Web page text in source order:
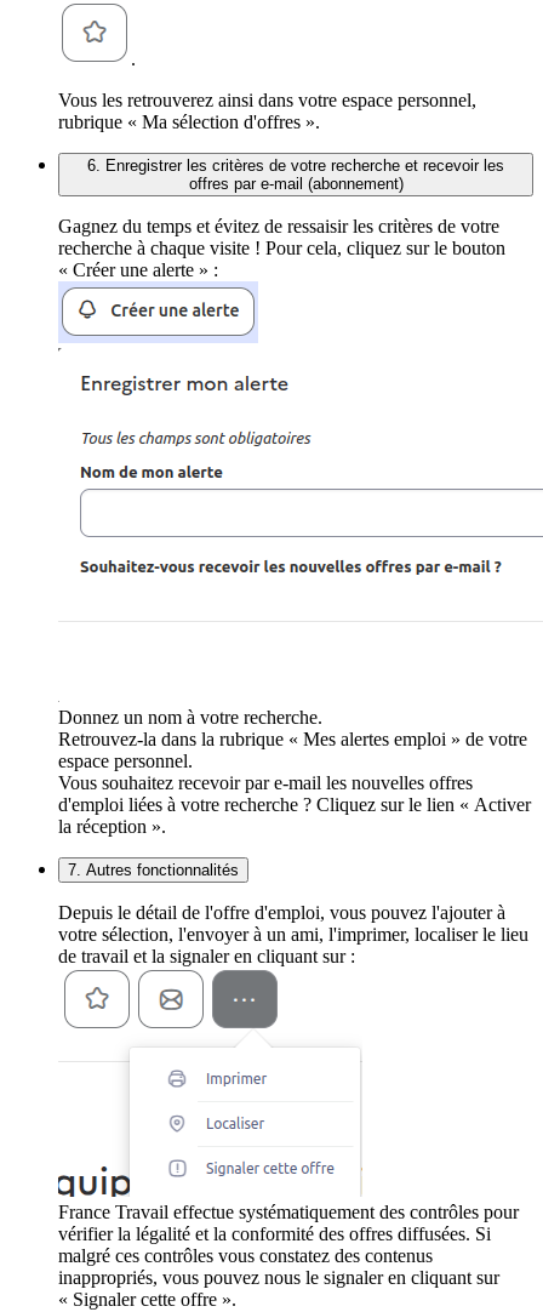
.
Vous les retrouverez ainsi dans votre espace personnel,
rubrique « Ma sélection d'offres ».
6. Enregistrer les critères de votre recherche et recevoir les
offres par e-mail (abonnement)
Gagnez du temps et évitez de ressaisir les critères de votre
recherche à chaque visite ! Pour cela, cliquez sur le bouton
« Créer une alerte » :
Donnez un nom à votre recherche.
Retrouvez-la dans la rubrique « Mes alertes emploi » de votre
espace personnel.
Vous souhaitez recevoir par e-mail les nouvelles offres
d'emploi liées à votre recherche ? Cliquez sur le lien « Activer
la réception ».
7. Autres fonctionnalités
Depuis le détail de l'offre d'emploi, vous pouvez l'ajouter à
votre sélection, l'envoyer à un ami, l'imprimer, localiser le lieu
de travail et la signaler en cliquant sur :
France Travail effectue systématiquement des contrôles pour
vérifier la légalité et la conformité des offres diffusées. Si
malgré ces contrôles vous constatez des contenus
inappropriés, vous pouvez nous le signaler en cliquant sur
« Signaler cette offre ».